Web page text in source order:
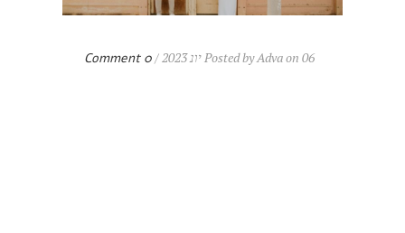
Posted by Adva on 06 יונ 2023 / 0 Comment